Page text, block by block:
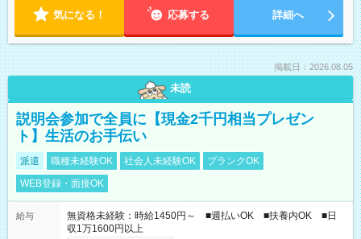
気になる！ 応募する 詳細へ
掲載日：2026.08.05
未読
説明会参加で全員に【現金2千円相当プレゼン
ト】生活のお手伝い
派遣 職種未経験OK 社会人未経験OK
ブランクOK
WEB登録・面接OK
給与
無資格未経験：時給1450円～ ■週払いOK ■扶養内OK ■日
収1万1600円以上